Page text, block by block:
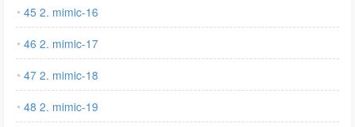
45 2. mimic-16
46 2. mimic-17
47 2. mimic-18
48 2. mimic-19